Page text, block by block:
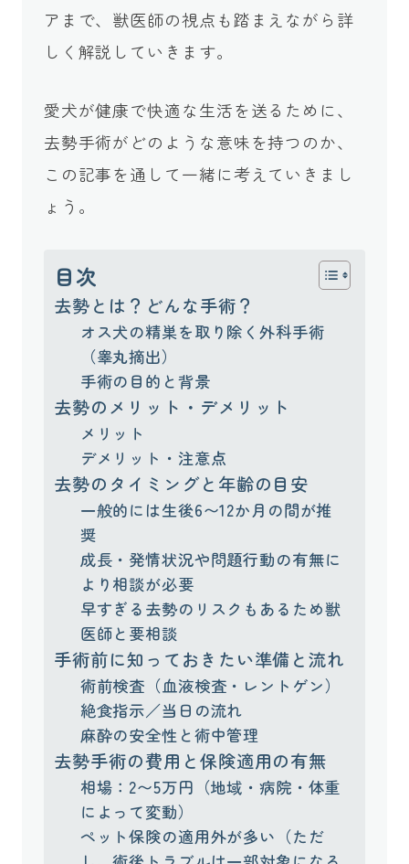
アまで、獣医師の視点も踏まえながら詳
しく解説していきます。
愛犬が健康で快適な生活を送るために、
去勢手術がどのような意味を持つのか、
この記事を通して一緒に考えていきまし
ょう。
目次
去勢とは？どんな手術？
オス犬の精巣を取り除く外科手術
（睾丸摘出）
手術の目的と背景
去勢のメリット・デメリット
メリット
デメリット・注意点
去勢のタイミングと年齢の目安
一般的には生後6〜12か月の間が推
奨
成長・発情状況や問題行動の有無に
より相談が必要
早すぎる去勢のリスクもあるため獣
医師と要相談
手術前に知っておきたい準備と流れ
術前検査（血液検査・レントゲン）
絶食指示／当日の流れ
麻酔の安全性と術中管理
去勢手術の費用と保険適用の有無
相場：2〜5万円（地域・病院・体重
によって変動）
ペット保険の適用外が多い（ただ